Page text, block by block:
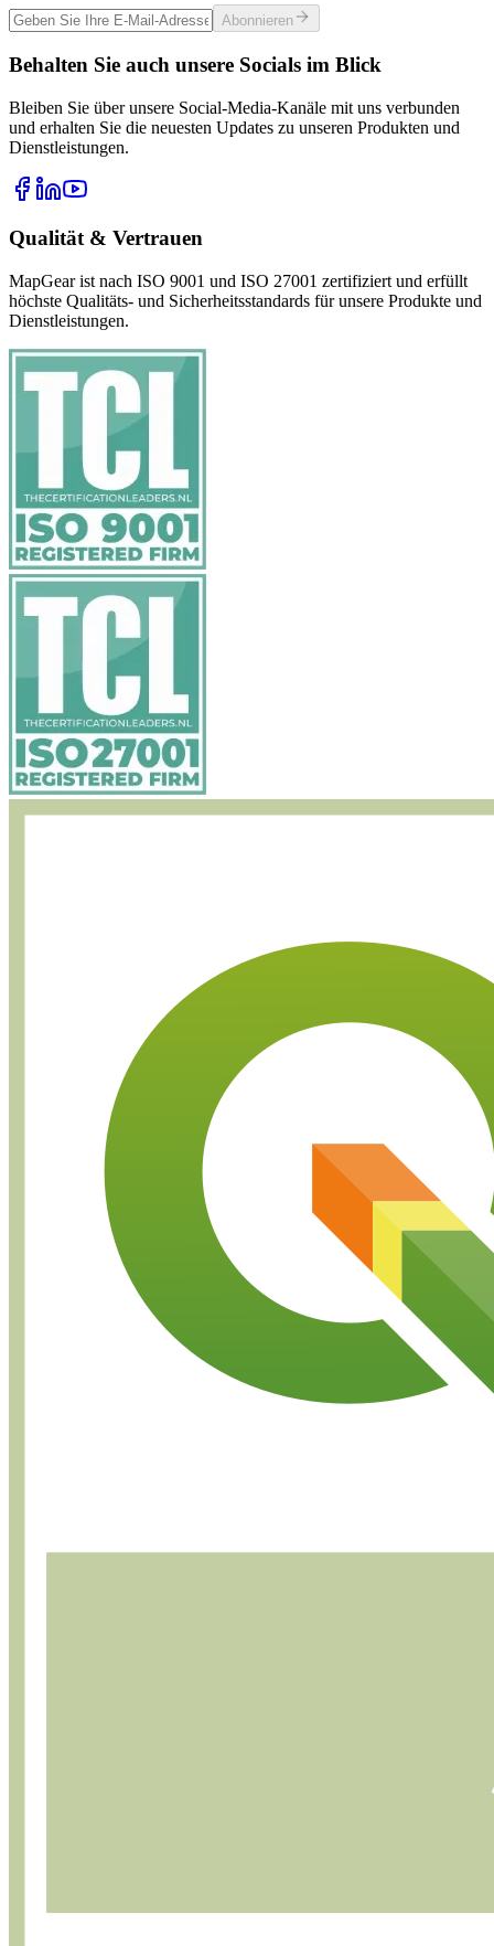
Abonnieren
Behalten Sie auch unsere Socials im Blick
Bleiben Sie über unsere Social-Media-Kanäle mit uns verbunden
und erhalten Sie die neuesten Updates zu unseren Produkten und
Dienstleistungen.
Qualität & Vertrauen
MapGear ist nach ISO 9001 und ISO 27001 zertifiziert und erfüllt
höchste Qualitäts- und Sicherheitsstandards für unsere Produkte und
Dienstleistungen.